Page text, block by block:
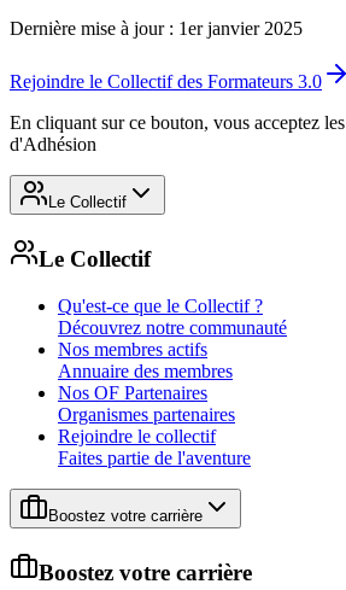
Dernière mise à jour : 1er janvier 2025
Rejoindre le Collectif des Formateurs 3.0
En cliquant sur ce bouton, vous acceptez
d'Adhésion
Le Collectif
Le Collectif
Qu'est-ce que le Collectif ?
Découvrez notre communauté
Nos membres actifs
Annuaire des membres
Nos OF Partenaires
Organismes partenaires
Rejoindre le collectif
Faites partie de l'aventure
Boostez votre carrière
Boostez votre carrière